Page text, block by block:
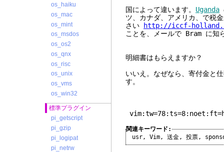
os_haiku
os_mac
os_mint
os_msdos
os_os2
os_qnx
os_risc
os_unix
os_vms
os_win32
標準プラグイン
pi_getscript
pi_gzip
pi_logipat
pi_netrw
国によって違います。 Uganda
ツ、カナダ、アメリカ、で税
さい
http://iccf-
ことを、メールで Bram に知
明細書はもらえますか？
いいえ。なぜなら、寄付金と
す。
関連キーワード:
usr, Vim, 送金, 投票,